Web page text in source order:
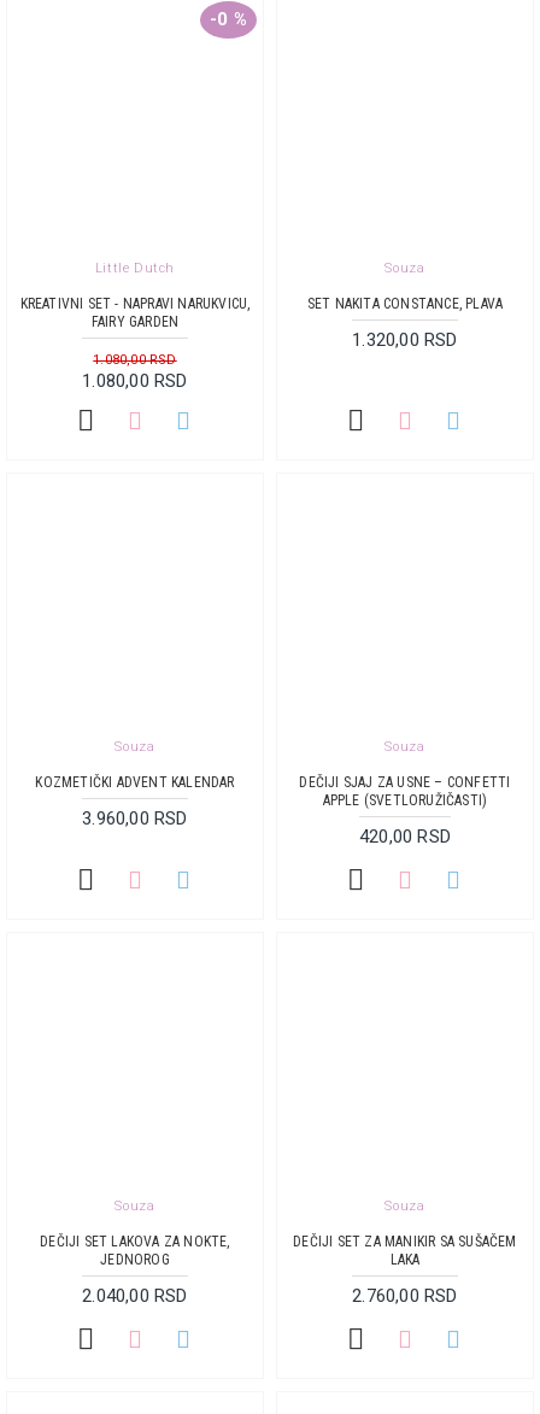
-0 %
Little Dutch
KREATIVNI SET - NAPRAVI NARUKVICU,
FAIRY GARDEN
1.080,00 RSD
1.080,00 RSD
Souza
SET NAKITA CONSTANCE, PLAVA
1.320,00 RSD
Souza
KOZMETIČKI ADVENT KALENDAR
3.960,00 RSD
Souza
DEČIJI SJAJ ZA USNE – CONFETTI
APPLE (SVETLORUŽIČASTI)
420,00 RSD
Souza
DEČIJI SET LAKOVA ZA NOKTE,
JEDNOROG
2.040,00 RSD
Souza
DEČIJI SET ZA MANIKIR SA SUŠAČEM
LAKA
2.760,00 RSD